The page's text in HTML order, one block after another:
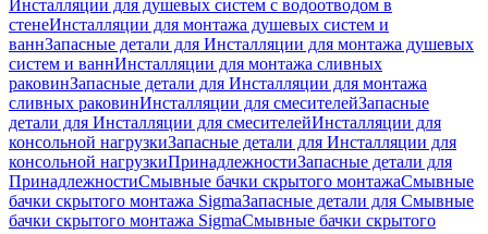
Инсталляции для душевых систем с водоотводом в
стенеИнсталляции для монтажа душевых систем и
ваннЗапасные детали для Инсталляции для монтажа душевых
систем и ваннИнсталляции для монтажа сливных
раковинЗапасные детали для Инсталляции для монтажа
сливных раковинИнсталляции для смесителейЗапасные
детали для Инсталляции для смесителейИнсталляции для
консольной нагрузкиЗапасные детали для Инсталляции для
консольной нагрузкиПринадлежностиЗапасные детали для
ПринадлежностиСмывные бачки скрытого монтажаСмывные
бачки скрытого монтажа SigmaЗапасные детали для Смывные
бачки скрытого монтажа SigmaСмывные бачки скрытого